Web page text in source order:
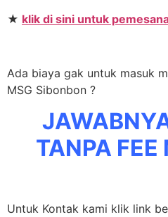
★ klik di sini untuk
Ada biaya gak untuk masuk
MSG Sibonbon ?
TANPA
Untuk Kontak kami klik link